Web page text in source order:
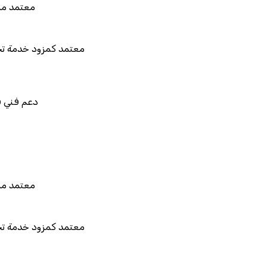
معتمد من هيئة الزكاة والضريبة
معتمد كمزود خدمة تخطيط موارد المؤسسات
دعم فني في استيراد بيانات نظامك
معتمد من هيئة الزكاة والضريبة
معتمد كمزود خدمة تخطيط موارد المؤسسات